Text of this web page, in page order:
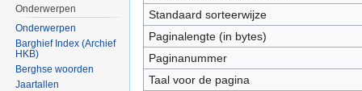
Standaard sorteerwijze
Paginalengte (in bytes)
Paginanummer
Taal voor de pagina
Onderwerpen
Onderwerpen
Barghief Index (Archief
HKB)
Berghse woorden
Jaartallen